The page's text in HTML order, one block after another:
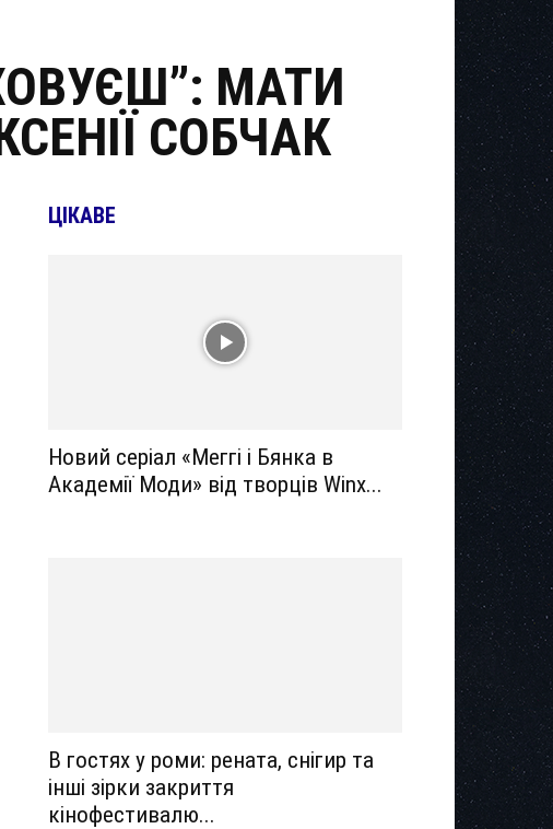
МАТИ
СОБЧАК
ЦІКАВЕ
Новий серіал «Меггі і Бянка в
Академії Моди» від творців Winx...
В гостях у роми: рената, снігир та
інші зірки закриття
кінофестивалю...